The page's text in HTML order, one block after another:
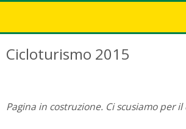
Cicloturismo 2015
Pagina in costruzione. Ci scusiamo per il